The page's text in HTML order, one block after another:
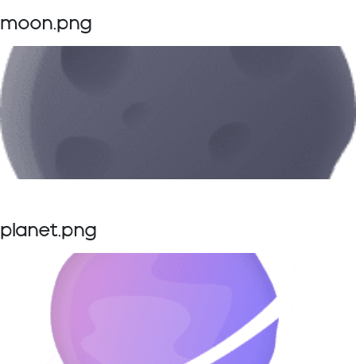
moon.png
planet.png